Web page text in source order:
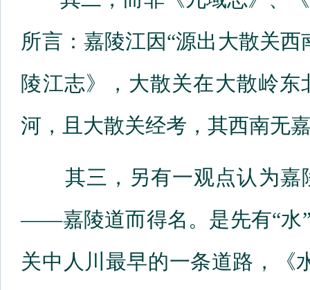
所言：嘉陵江因“源出大散关
陵江志》，大散关在大散岭
河，且大散关经考，其西南无
其三，另有一观点认为嘉
——嘉陵道而得名。是先有“水
关中人川最早的一条道路，《